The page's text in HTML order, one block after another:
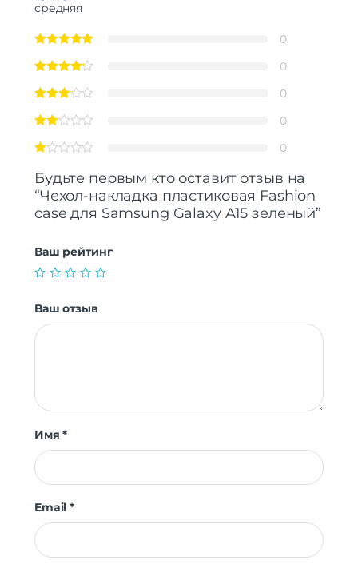
средняя
0
0
0
0
0
Будьте первым кто оставит отзыв на
“Чехол-накладка пластиковая Fashion
case для Samsung Galaxy A15 зеленый”
Ваш рейтинг
Ваш отзыв
Имя*
Email*